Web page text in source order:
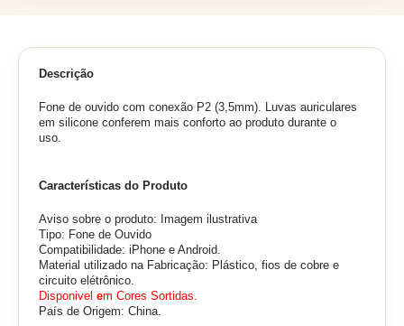
Descrição
Fone de ouvido com conexão P2 (3,5mm). Luvas auriculares
em silicone conferem mais conforto ao produto durante o
uso.
Características do Produto
Aviso sobre o produto: Imagem ilustrativa
Tipo: Fone de Ouvido
Compatibilidade: iPhone e Android.
Material utilizado na Fabricação: Plástico, fios de cobre e
circuito elétrônico.
Disponivel em Cores Sortidas.
País de Origem: China.